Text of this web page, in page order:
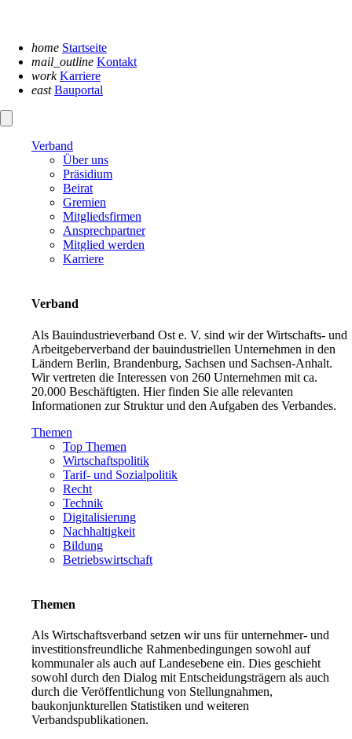
home Startseite
mail_outline Kontakt
work Karriere
east Bauportal
Verband
Über uns
Präsidium
Beirat
Gremien
Mitgliedsfirmen
Ansprechpartner
Mitglied werden
Karriere
Verband
Als Bauindustrieverband Ost e. V. sind wir der Wirtschafts- und
Arbeitgeberverband der bauindustriellen Unternehmen in den
Ländern Berlin, Brandenburg, Sachsen und Sachsen-Anhalt.
Wir vertreten die Interessen von 260 Unternehmen mit ca.
20.000 Beschäftigten. Hier finden Sie alle relevanten
Informationen zur Struktur und den Aufgaben des Verbandes.
Themen
Top Themen
Wirtschaftspolitik
Tarif- und Sozialpolitik
Recht
Technik
Digitalisierung
Nachhaltigkeit
Bildung
Betriebswirtschaft
Themen
Als Wirtschaftsverband setzen wir uns für unternehmer- und
investitionsfreundliche Rahmenbedingungen sowohl auf
kommunaler als auch auf Landesebene ein. Dies geschieht
sowohl durch den Dialog mit Entscheidungsträgern als auch
durch die Veröffentlichung von Stellungnahmen,
baukonjunkturellen Statistiken und weiteren
Verbandspublikationen.